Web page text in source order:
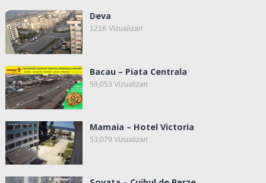
Deva
121KVizualizari
Bacau – Piata Centrala
59,053 Vizualizari
Mamaia – Hotel Victoria
53,079 Vizualizari